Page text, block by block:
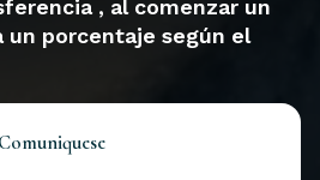
, al comenzar un
un porcentaje según el
Comuniquese